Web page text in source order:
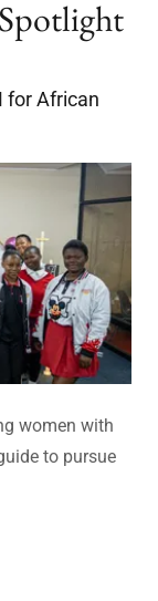
for African
women with
to pursue